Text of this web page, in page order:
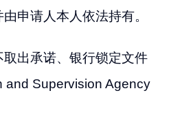
申请人本人依法持有。
出承诺、银行锁定文件
and Supervision Agency